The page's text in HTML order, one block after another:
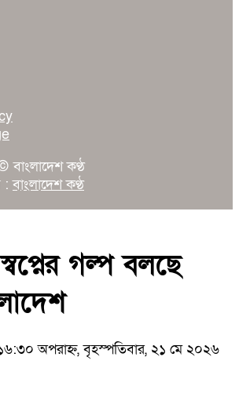
বাংলাদেশ কণ্ঠ
:বাংলাদেশ কণ্ঠ
গল্প বলছে
অপরাহ্ন, বৃহস্পতিবার, ২১ মে ২০২৬